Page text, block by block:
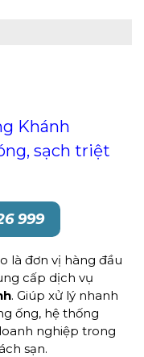
Khánh
sạch triệt
999
là đơn vị hàng đầu
cấp dịch vụ
. Giúp xử lý nhanh
ống, hệ thống
nghiệp trong
sạn.